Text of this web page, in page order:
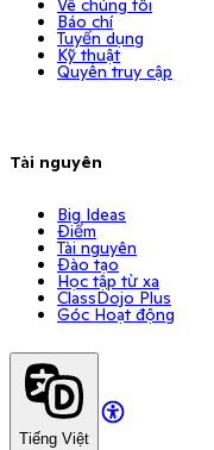
Về chúng tôi
Báo chí
Tuyển dụng
Kỹ thuật
Quyền truy cập
Tài nguyên
Big Ideas
Điểm
Tài nguyên
Đào tạo
Học tập từ xa
ClassDojo Plus
Góc Hoạt động
Tiếng Việt